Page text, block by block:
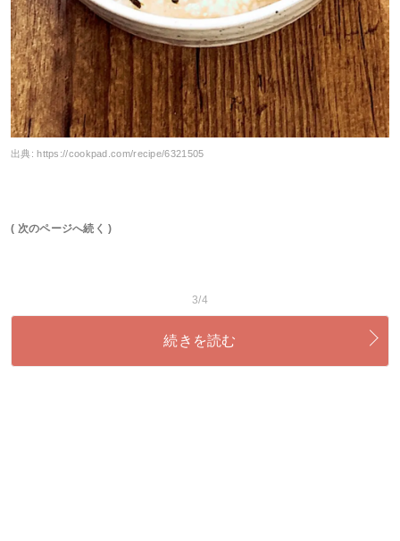
出典: https://cookpad.com/recipe/6321505
( 次のページへ続く )
3/4
続きを読む